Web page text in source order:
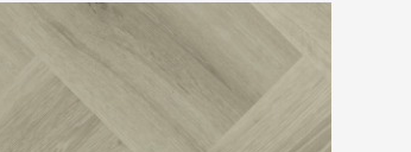
Montinique Progress Visgraat XL M-